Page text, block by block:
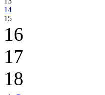
14
15
16
17
18